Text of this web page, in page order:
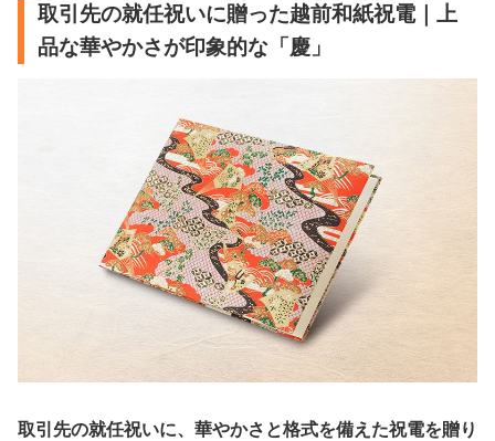
取引先の就任祝いに贈った越前和紙祝電｜上
品な華やかさが印象的な「慶」
取引先の就任祝いに、華やかさと格式を備えた祝電を贈り